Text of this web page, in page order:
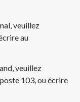
veuillez
au
veuillez
103, ou écrire